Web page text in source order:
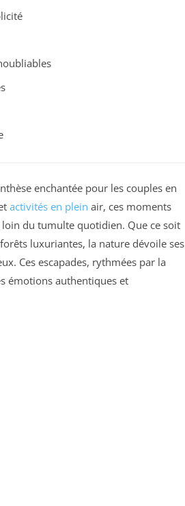
enchantée pour les couples en
activités en plein air, ces moments
du tumulte quotidien. Que ce soit
luxuriantes, la nature dévoile ses
Ces escapades, rythmées par la
émotions authentiques et